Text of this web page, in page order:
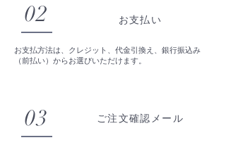
お支払い
02
お支払方法は、クレジット、代金引換え、銀行振込み
（前払い）からお選びいただけます。
ご注文確認メール
03